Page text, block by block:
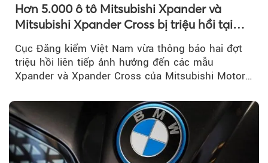
Hơn 5.000 ô tô Mitsubishi Xpander và
Mitsubishi Xpander Cross bị triệu hồi tại
Cục Đăng kiểm Việt Nam vừa thông báo hai đợt
triệu hồi liên tiếp ảnh hưởng đến các mẫu
Xpander và Xpander Cross của Mitsubishi Motor